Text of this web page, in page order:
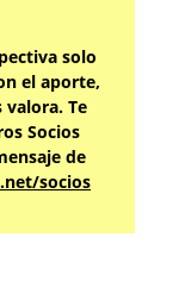
solo
el aporte,
valora. Te
Socios
de
socios